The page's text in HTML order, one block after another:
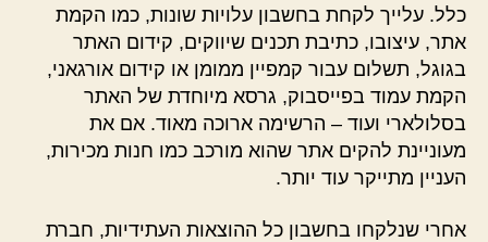
כלל. עלייך לקחת בחשבון עלויות שונות, כמו הקמת
אתר, עיצובו, כתיבת תכנים שיווקים, קידום האתר
בגוגל, תשלום עבור קמפיין ממומן או קידום אורגאני,
הקמת עמוד בפייסבוק, גרסא מיוחדת של האתר
בסלולארי ועוד – הרשימה ארוכה מאוד. אם את
מעוניינת להקים אתר שהוא מורכב כמו חנות מכירות,
העניין מתייקר עוד יותר.
אחרי שנלקחו בחשבון כל ההוצאות העתידיות, חברת